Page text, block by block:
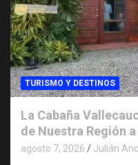
TURISMO Y DESTINOS
La Cabaña
de Nuestra Región
agosto 7, 2026 Julián